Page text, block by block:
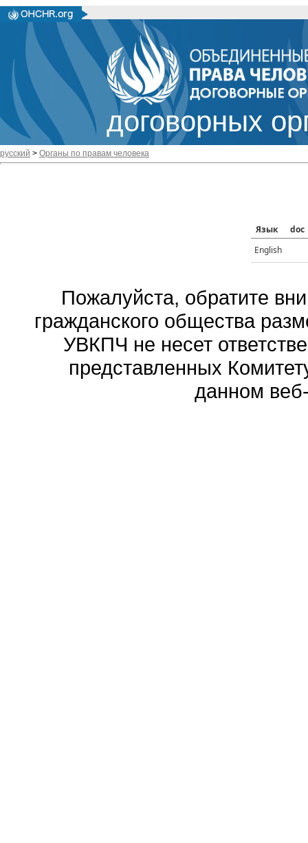
договорных
русский > Органы по правам человека
Язык
doc
English
Пожалуйста, обратите
гражданского общества
УВКПЧ не несет
представленных
данном